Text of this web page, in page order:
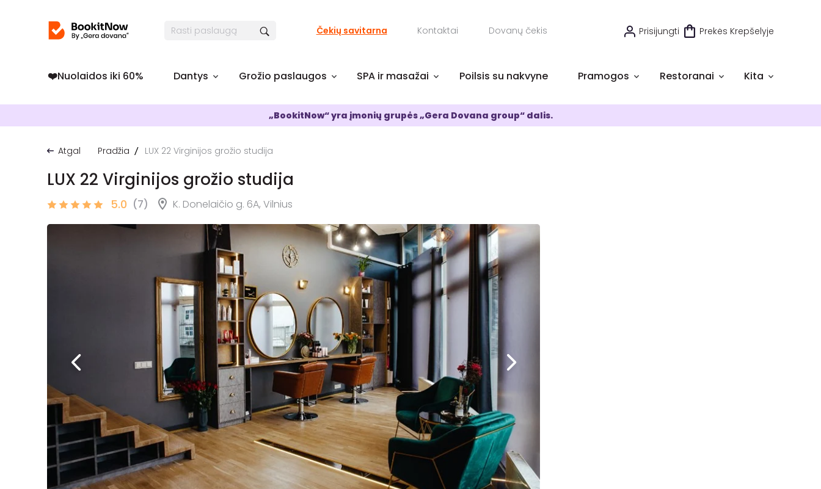
Čekių savitarna Kontaktai Dovanų čekis Prisijungti Prekės Krepšelyje
❤️️Nuolaidos iki 60% Dantys Grožio paslaugos SPA ir masažai Poilsis su nakvyne Pramogos Restoranai Kita
„BookitNow“ yra įmonių grupės „Gera Dovana group“ dalis.
Atgal Pradžia LUX 22 Virginijos grožio studija
LUX 22 Virginijos grožio studija
5.0 (7) K. Donelaičio g. 6A, Vilnius